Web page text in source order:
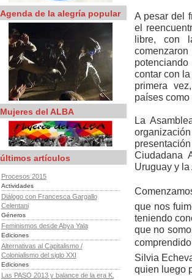
Agenda de la alegría popular
Mujeres del ALBA
últimos artículos
Procesos 2015
Actividades
Diálogo con Francesca Gargallo
Celentani
Géneros
Feminismos desde Abya Yala
Ediciones
Alternativas al Capitalismo /
Colonialismo del siglo XXI
Ediciones
Las PASO 2013 y balance de la era K.
A pesar del
el
libre, con
contar con
primera
países
La
Ciudadana
Uruguay y
que nos
teniendo
que no
Silvia
quien luego